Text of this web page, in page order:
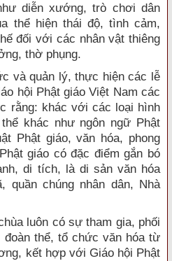
diễn xướng, trò chơi dân
thể hiện thái độ, tình cảm,
đối với các nhân vật thiêng
thờ phụng.
và quản lý, thực hiện các lễ
hội Phật giáo Việt Nam các
rằng: khác với các loại hình
khác như ngôn ngữ Phật
Phật giáo, văn hóa, phong
giáo có đặc điểm gắn bó
di tích, là di sản văn hóa
quần chúng nhân dân, Nhà
luôn có sự tham gia, phối
đoàn thể, tổ chức văn hóa từ
kết hợp với Giáo hội Phật